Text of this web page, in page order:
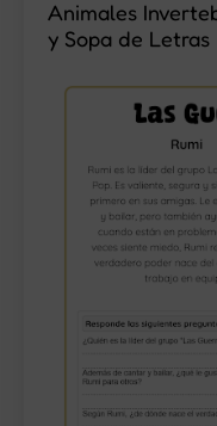
Animales
y Sopa de Letras